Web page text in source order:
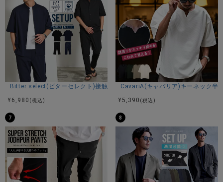
Bitter select(ビターセレクト)接触冷感スーパーストレッチバンドカラー
¥ 6,980 (税込)
CavariA(キャバリア)キーネック半
¥ 5,390 (税込)
7 8